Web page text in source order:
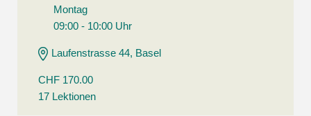
Montag
09:00 - 10:00 Uhr
Laufenstrasse 44, Basel
CHF 170.00
17 Lektionen